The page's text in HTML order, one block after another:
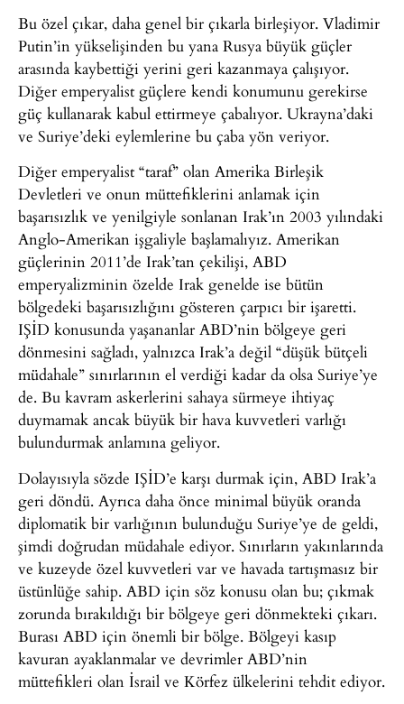
Bu özel çıkar, daha genel bir çıkarla birleşiyor. Vladimir
Putin’in yükselişinden bu yana Rusya büyük güçler
arasında kaybettiği yerini geri kazanmaya çalışıyor.
Diğer emperyalist güçlere kendi konumunu gerekirse
güç kullanarak kabul ettirmeye çabalıyor. Ukrayna’daki
ve Suriye’deki eylemlerine bu çaba yön veriyor.
Diğer emperyalist “taraf” olan Amerika Birleşik
Devletleri ve onun müttefiklerini anlamak için
başarısızlık ve yenilgiyle sonlanan Irak’ın 2003 yılındaki
Anglo-Amerikan işgaliyle başlamalıyız. Amerikan
güçlerinin 2011’de Irak’tan çekilişi, ABD
emperyalizminin özelde Irak genelde ise bütün
bölgedeki başarısızlığını gösteren çarpıcı bir işaretti.
IŞİD konusunda yaşananlar ABD’nin bölgeye geri
dönmesini sağladı, yalnızca Irak’a değil “düşük bütçeli
müdahale” sınırlarının el verdiği kadar da olsa Suriye’ye
de. Bu kavram askerlerini sahaya sürmeye ihtiyaç
duymamak ancak büyük bir hava kuvvetleri varlığı
bulundurmak anlamına geliyor.
Dolayısıyla sözde IŞİD’e karşı durmak için, ABD Irak’a
geri döndü. Ayrıca daha önce minimal büyük oranda
diplomatik bir varlığının bulunduğu Suriye’ye de geldi,
şimdi doğrudan müdahale ediyor. Sınırların yakınlarında
ve kuzeyde özel kuvvetleri var ve havada tartışmasız bir
üstünlüğe sahip. ABD için söz konusu olan bu; çıkmak
zorunda bırakıldığı bir bölgeye geri dönmekteki çıkarı.
Burası ABD için önemli bir bölge. Bölgeyi kasıp
kavuran ayaklanmalar ve devrimler ABD’nin
müttefikleri olan İsrail ve Körfez ülkelerini tehdit ediyor.